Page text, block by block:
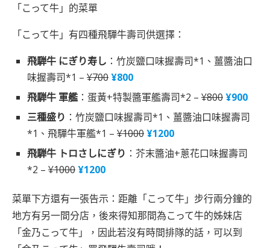
「こって牛」的菜單
「こって牛」有四種飛驒牛壽司供選擇：
飛騨牛 にぎり寿し ：竹炭鹽口味握壽司*1、薑醬油口
味握壽司*1 – ¥700¥800
飛騨牛 軍艦 ：蛋黃+特製醬軍艦壽司*2 – ¥800¥900
三種盛り ：竹炭鹽口味握壽司*1、薑醬油口味握壽司
*1、飛驒牛軍艦*1 – ¥1000¥1200
飛騨牛 トロさしにぎり ：芥末醬油+蔥花口味握壽司
*2 – ¥1000¥1200
菜單下方還有一張告示：距離「こって牛」步行兩分鐘的
地方有另一間分店，後來得知那間為こって牛的姊妹店
「金乃こって牛」，因此若沒有時間排隊的話，可以到